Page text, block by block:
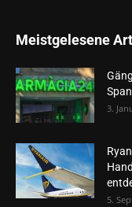
Meistgelesene
3.
5.